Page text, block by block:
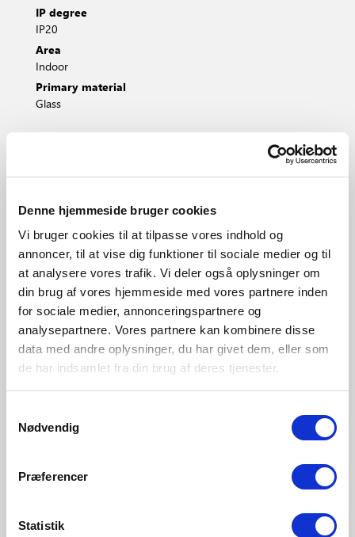
Denne hjemmeside bruger cookies
Vi bruger cookies til at tilpasse vores indhold og
annoncer, til at vise dig funktioner til sociale medier og til
at analysere vores trafik. Vi deler også oplysninger om
din brug af vores hjemmeside med vores partnere inden
for sociale medier, annonceringspartnere og
analysepartnere. Vores partnere kan kombinere disse
data med andre oplysninger, du har givet dem, eller som
de har indsamlet fra din brug af deres tjenester.
Nødvendig
Præferencer
Statistik
IP degree
IP20
Area
Indoor
Primary material
Glass
Opal white